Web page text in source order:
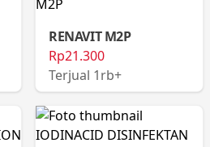
RENAVIT M2P
Rp21.300
Terjual 1rb+